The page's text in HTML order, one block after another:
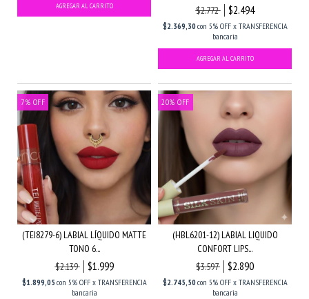
$2.772
$2.494
$2.369,30con 5% OFF x TRANSFERENCIA
bancaria
7% OFF
(TEI8279-6) LABIAL LÍQUIDO MATTE
TONO 6...
$2.139
$1.999
$1.899,05 con 5% OFF x TRANSFERENCIA
bancaria
20% OFF
(HBL6201-12) LABIAL LIQUIDO
CONFORT LIPS...
$3.597
$2.890
$2.745,50con 5% OFF x TRANSFERENCIA
bancaria